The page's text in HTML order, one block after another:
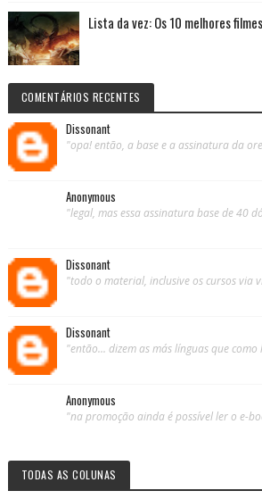
Lista da vez: Os 10 melhores
COMENTÁRIOS RECENTES
Dissonant
"opa! então, a base e a assinatura da
Anonymous
"legal, mas essa assinatura base de 40
Dissonant
"todo o material, inclusive os cursos via
Dissonant
"então... dizem as más línguas que
Anonymous
"na promoção ainda é possível ler o e-
TODAS AS COLUNAS